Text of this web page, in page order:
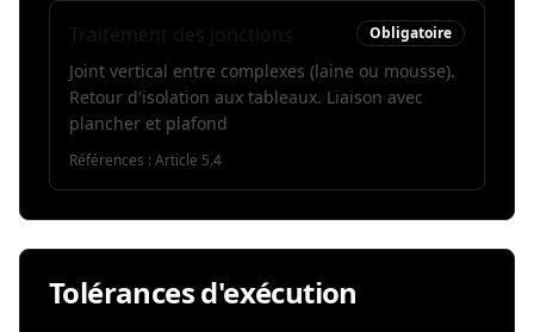
Obligatoire
Joint vertical entre complexes (laine ou mousse).
Retour d'isolation aux tableaux. Liaison avec
plancher et plafond
Références : Article 5.4
Tolérances d'exécution